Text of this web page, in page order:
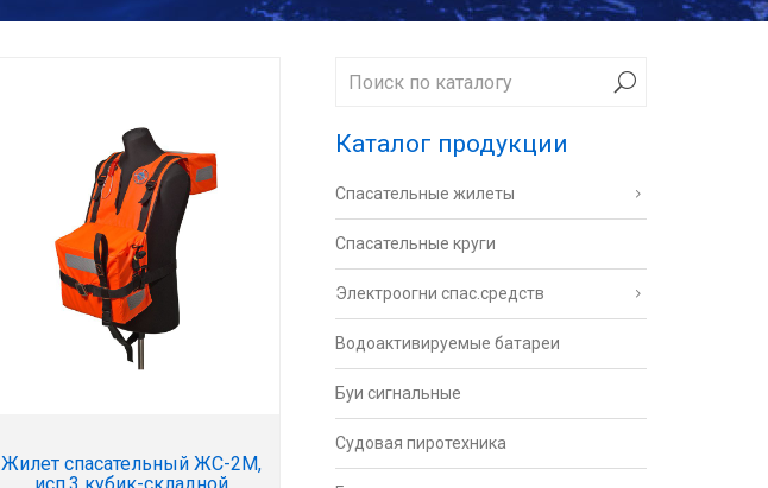
Жилет спасательный ЖС-2М,
Каталог продукции
Спасательные жилеты
Спасательные круги
Электроогни спас.средств
Водоактивируемые батареи
Буи сигнальные
Судовая пиротехника